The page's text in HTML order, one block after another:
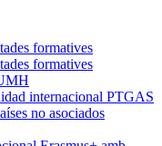
formatives
formatives
internacional PTGAS
no asociados